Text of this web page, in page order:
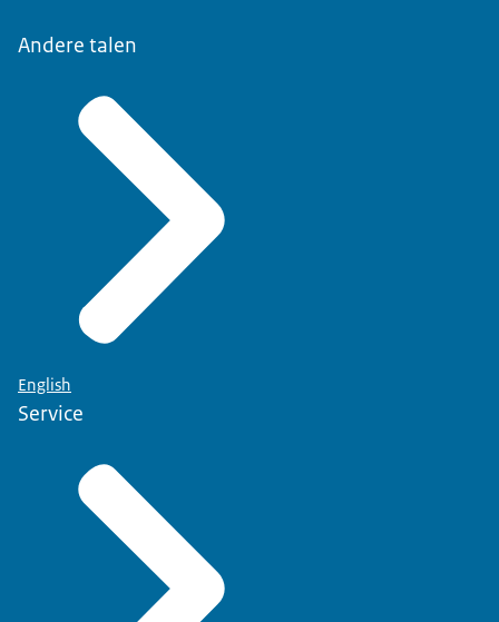
Andere talen
English
Service